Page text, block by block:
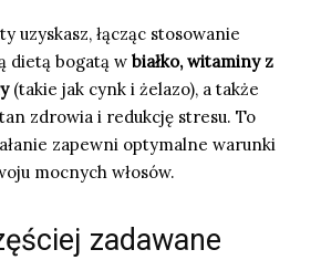
uzyskasz, łącząc stosowanie
dietą bogatą w białko, witaminy z
(takie jak cynk i żelazo), a także
zdrowia i redukcję stresu. To
zapewni optymalne warunki
mocnych włosów.
zadawane